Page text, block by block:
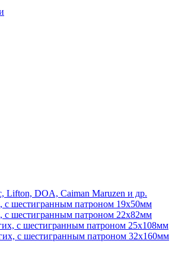
Lifton, DOA, Caiman Maruzen и др.
с шестигранным патроном 19х50мм
с шестигранным патроном 22х82мм
с шестигранным патроном 25х108мм
с шестигранным патроном 32х160мм